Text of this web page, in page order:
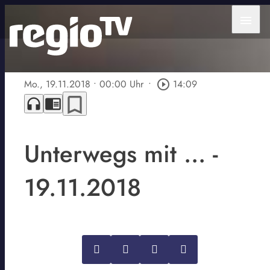
Mo., 19.11.2018 • 00:00 Uhr • play_circle_outline 14:09
headphones chrome_reader_mode bookmark_border
Unterwegs mit ... -
19.11.2018